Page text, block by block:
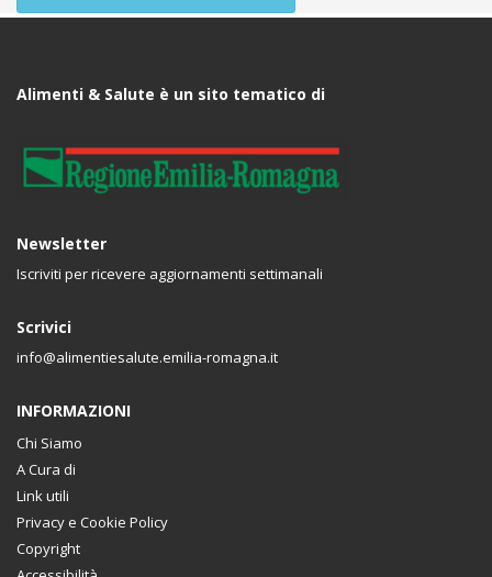
Alimenti & Salute è un sito tematico di
Newsletter
Iscriviti per ricevere aggiornamenti settimanali
Scrivici
info@alimentiesalute.emilia-romagna.it
INFORMAZIONI
Chi Siamo
A Cura di
Link utili
Privacy e Cookie Policy
Copyright